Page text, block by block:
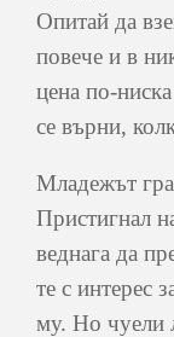
Опитай да
повече и в
цена по-
се върни,
Младежът
Пристигнал
веднага да
те с интерес
му. Но чуели